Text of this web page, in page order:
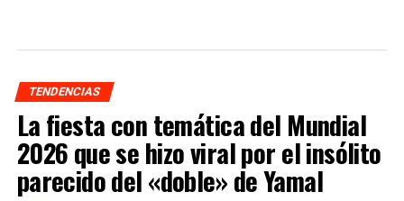
TENDENCIAS
La fiesta con temática del Mundial
2026 que se hizo viral por el insólito
parecido del «doble» de Yamal